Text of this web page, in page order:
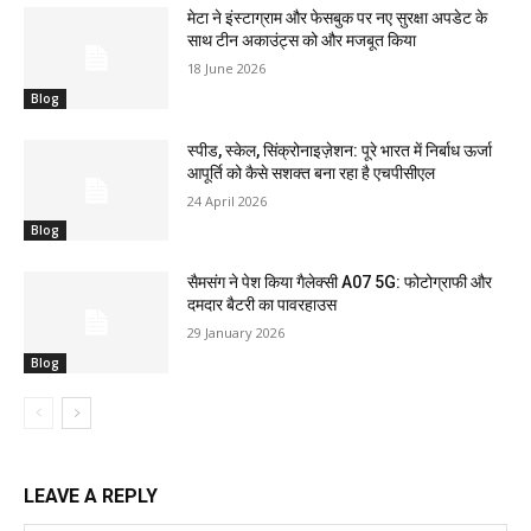
Blog
मेटा ने इंस्टाग्राम और फेसबुक पर नए सुरक्षा अपडेट के
साथ टीन अकाउंट्स को और मजबूत किया
18 June 2026
Blog
स्पीड, स्केल, सिंक्रोनाइज़ेशन: पूरे भारत में निर्बाध ऊर्जा
आपूर्ति को कैसे सशक्त बना रहा है एचपीसीएल
24 April 2026
Blog
सैमसंग ने पेश किया गैलेक्सी A07 5G: फोटोग्राफी और
दमदार बैटरी का पावरहाउस
29 January 2026
LEAVE A REPLY